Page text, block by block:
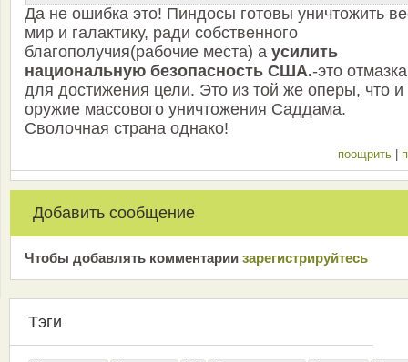
Да не ошибка это! Пиндосы готовы уничтожить
мир и галактику, ради собственного
благополучия(рабочие места) а усилить
национальную безопасность США.-это отмазка
для достижения цели. Это из той же оперы, что и
оружие массового уничтожения Саддама.
Сволочная страна однако!
поощрить
Добавить сообщение
Чтобы добавлять комментарии зарeгиcтрирyйтeсь
Тэги